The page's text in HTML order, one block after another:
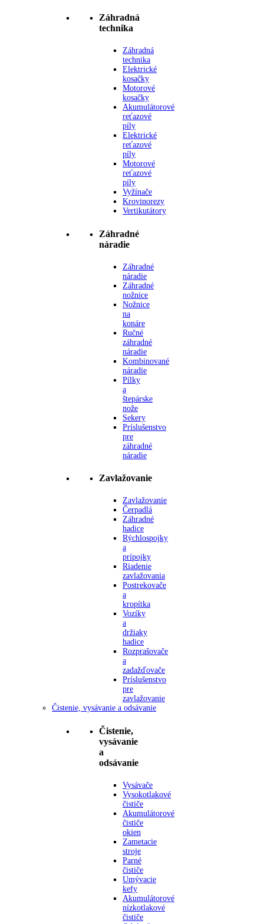
Záhradná
technika
Záhradná
technika
Elektrické
kosačky
Motorové
kosačky
Akumulátorové
reťazové
píly
Elektrické
reťazové
píly
Motorové
reťazové
píly
Vyžínače
Krovinorezy
Vertikutátory
Záhradné
náradie
Záhradné
náradie
Záhradné
nožnice
Nožnice
na
konáre
Ručné
záhradné
náradie
Kombinované
náradie
Pílky
a
štepárske
nože
Sekery
Príslušenstvo
pre
záhradné
náradie
Zavlažovanie
Zavlažovanie
Čerpadlá
Záhradné
hadice
Rýchlospojky
a
prípojky
Riadenie
zavlažovania
Postrekovače
a
kropítka
Vozíky
a
držiaky
hadice
Rozprašovače
a
zadažďovače
Príslušenstvo
pre
zavlažovanie
Čistenie, vysávanie a odsávanie
Čistenie,
vysávanie
a
odsávanie
Vysávače
Vysokotlakové
čističe
Akumulátorové
čističe
okien
Zametacie
stroje
Parné
čističe
Umývacie
kefy
Akumulátorové
nízkotlakové
čističe